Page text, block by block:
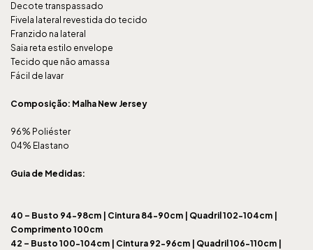
Decote transpassado
Fivela lateral revestida do tecido
Franzido na lateral
Saia reta estilo envelope
Tecido que não amassa
Fácil de lavar
Composição: Malha New Jersey
96% Poliéster
04% Elastano
Guia de Medidas:
40 – Busto 94-98cm | Cintura 84-90cm | Quadril 102-104cm |
Comprimento 100cm
42 – Busto 100-104cm | Cintura 92-96cm | Quadril 106-110cm |